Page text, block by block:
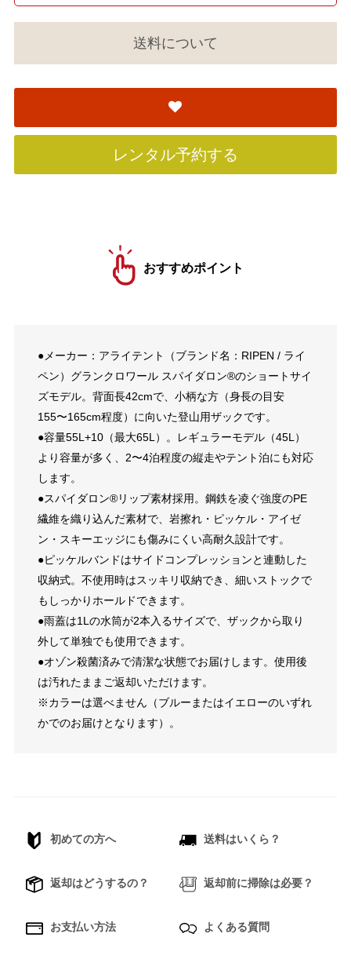
送料について
レンタル予約する
おすすめポイント
●メーカー：アライテント（ブランド名：RIPEN / ライ
ペン）グランクロワール スパイダロン®のショートサイ
ズモデル。背面長42cmで、小柄な方（身長の目安
155〜165cm程度）に向いた登山用ザックです。
●容量55L+10（最大65L）。レギュラーモデル（45L）
より容量が多く、2〜4泊程度の縦走やテント泊にも対応
します。
●スパイダロン®リップ素材採用。鋼鉄を凌ぐ強度のPE
繊維を織り込んだ素材で、岩擦れ・ピッケル・アイゼ
ン・スキーエッジにも傷みにくい高耐久設計です。
●ピッケルバンドはサイドコンプレッションと連動した
収納式。不使用時はスッキリ収納でき、細いストックで
もしっかりホールドできます。
●雨蓋は1Lの水筒が2本入るサイズで、ザックから取り
外して単独でも使用できます。
●オゾン殺菌済みで清潔な状態でお届けします。使用後
は汚れたままご返却いただけます。
※カラーは選べません（ブルーまたはイエローのいずれ
かでのお届けとなります）。
初めての方へ 送料はいくら？
返却はどうするの？ 返却前に掃除は必要？
お支払い方法 よくある質問